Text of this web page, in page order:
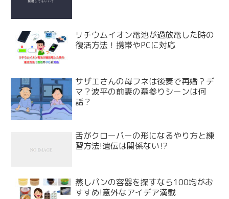
リチウムイオン電池が過放電した時の
復活方法！携帯やPCに対応
サザエさんの母フネは後妻で再婚？デ
マ？波平の前妻の墓参りシーンは何
話？
舌がクローバーの形になるやり方と練
習方法!遺伝は関係ない⁉
蒸しパンの容器を探すなら100均がお
すすめ!意外なアイデア満載